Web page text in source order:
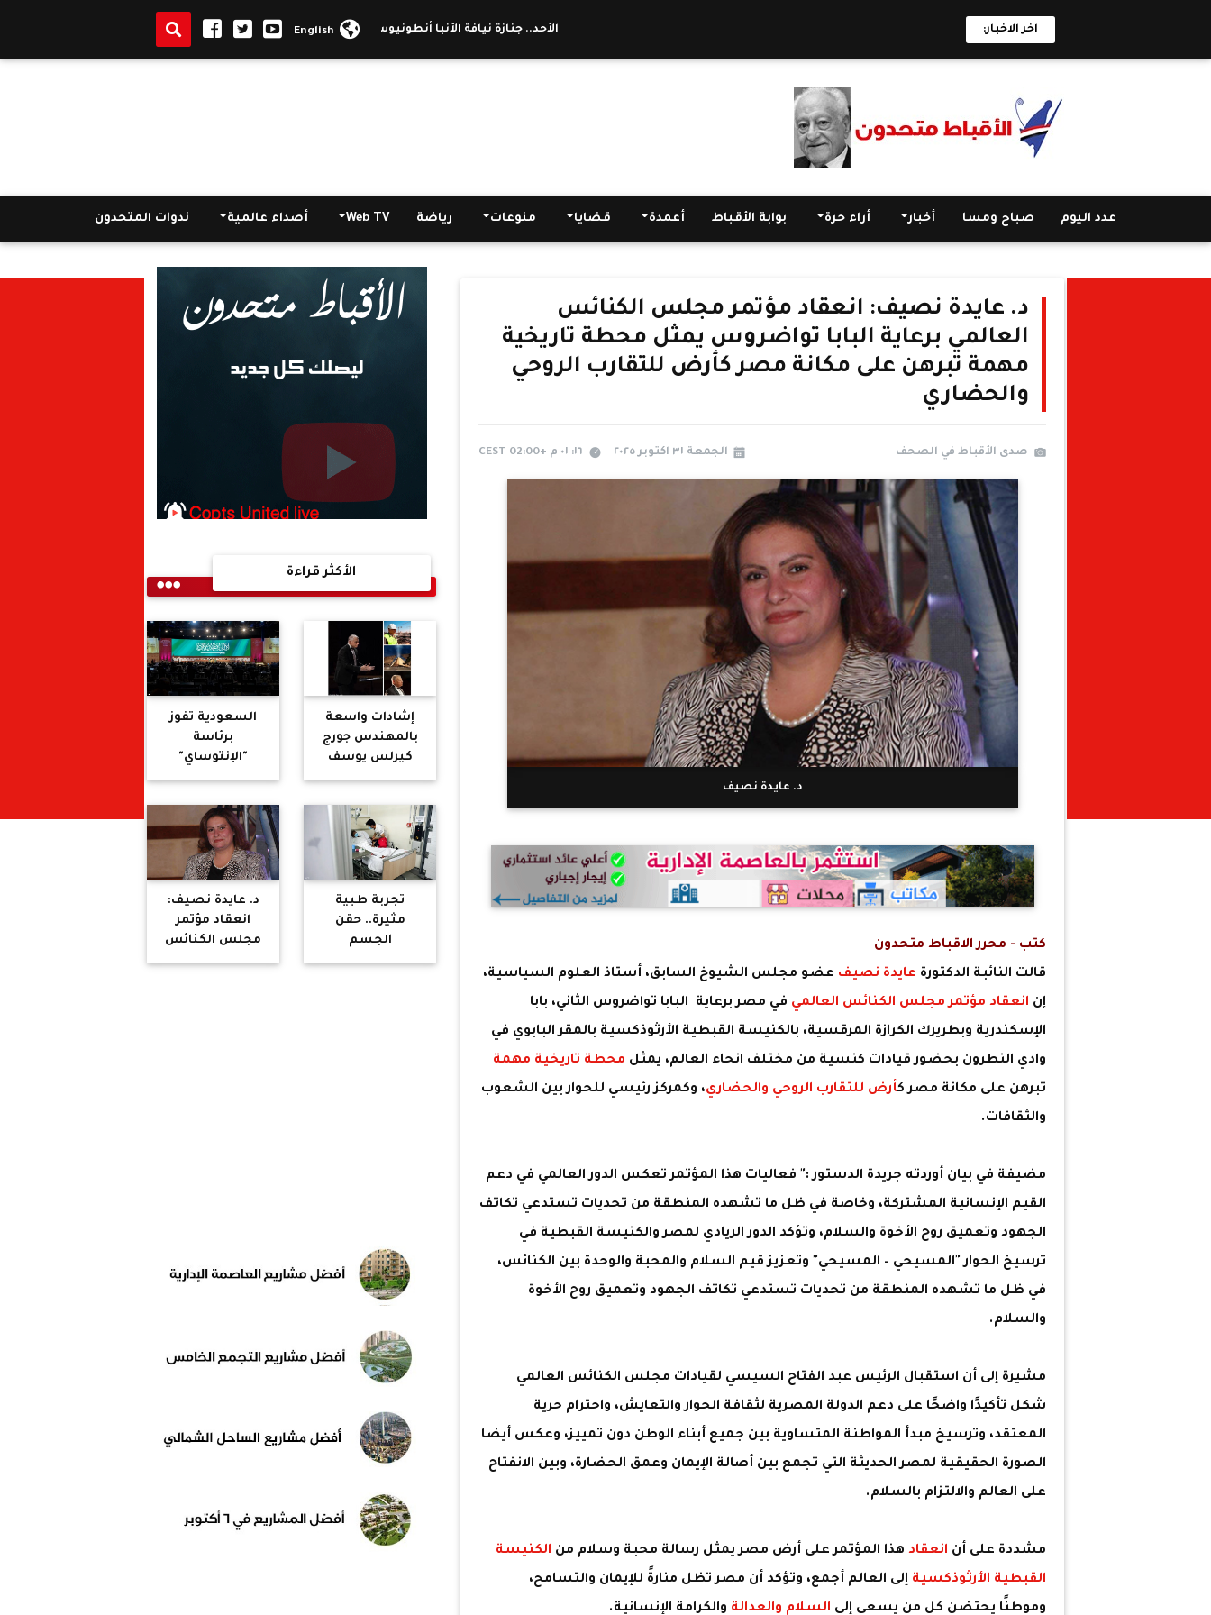
اخر الاخبار: الأحد.. جنازة نيافة الأنبا أنطونيوس مرقس مطران جنوب أفريقيا بكاتدرائية مارمرقس بحضور وفد كنسي
English
عدد اليوم صباح ومسا أخبار أراء حرة بوابة الأقباط أعمدة قضايا منوعات رياضة Web TV أصداء عالمية ندوات المتحدون
د. عايدة نصيف: انعقاد مؤتمر مجلس الكنائس
العالمي برعاية البابا تواضروس يمثل محطة تاريخية
مهمة تبرهن على مكانة مصر كأرض للتقارب الروحي
والحضاري
صدى الأقباط في الصحف الجمعة ٣١ اكتوبر ٢٠٢٥ ١٦: ٠١ م +02:00 CEST
د. عايدة نصيف
كتب - محرر الاقباط متحدون
قالت النائبة الدكتورة عايدة نصيف عضو مجلس الشيوخ السابق، أستاذ العلوم السياسية،
إن انعقاد مؤتمر مجلس الكنائس العالمي في مصر برعاية البابا تواضروس الثاني، بابا
الإسكندرية وبطريرك الكرازة المرقسية، بالكنيسة القبطية الأرثوذكسية بالمقر البابوي في
وادي النطرون بحضور قيادات كنسية من مختلف انحاء العالم، يمثل محطة تاريخية مهمة
تبرهن على مكانة مصر كأرض للتقارب الروحي والحضاري، وكمركز رئيسي للحوار بين الشعوب
والثقافات.
مضيفة في بيان أوردته جريدة الدستور :" فعاليات هذا المؤتمر تعكس الدور العالمي في دعم
القيم الإنسانية المشتركة، وخاصة في ظل ما تشهده المنطقة من تحديات تستدعي تكاتف
الجهود وتعميق روح الأخوة والسلام، وتؤكد الدور الريادي لمصر والكنيسة القبطية في
ترسيخ الحوار "المسيحي – المسيحي" وتعزيز قيم السلام والمحبة والوحدة بين الكنائس،
في ظل ما تشهده المنطقة من تحديات تستدعي تكاتف الجهود وتعميق روح الأخوة
والسلام.
مشيرة إلى أن استقبال الرئيس عبد الفتاح السيسي لقيادات مجلس الكنائس العالمي
شكل تأكيدًا واضحًا على دعم الدولة المصرية لثقافة الحوار والتعايش، واحترام حرية
المعتقد، وترسيخ مبدأ المواطنة المتساوية بين جميع أبناء الوطن دون تمييز، وعكس أيضا
الصورة الحقيقية لمصر الحديثة التي تجمع بين أصالة الإيمان وعمق الحضارة، وبين الانفتاح
على العالم والالتزام بالسلام.
مشددة على أن انعقاد هذا المؤتمر على أرض مصر يمثل رسالة محبة وسلام من الكنيسة
القبطية الأرثوذكسية إلى العالم أجمع، وتؤكد أن مصر تظل منارةً للإيمان والتسامح،
وموطنًا يحتضن كل من يسعى إلى السلام والعدالة والكرامة الإنسانية.
الأكثر قراءة
إشادات واسعة
بالمهندس جورج
كيرلس يوسف
الكبير"
السعودية تفوز
برئاسة
"الإنتوساي"
تجربة طبية
مثيرة.. حقن
الجسم
بفيروسات يشفيه
د. عايدة نصيف:
انعقاد مؤتمر
مجلس الكنائس
العالمي برعاية